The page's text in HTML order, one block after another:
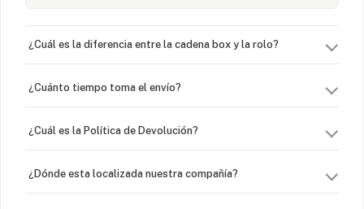
¿Cuál es la diferencia entre la cadena box y la rolo?
¿Cuánto tiempo toma el envío?
¿Cuál es la Política de Devolución?
¿Dónde esta localizada nuestra compañía?